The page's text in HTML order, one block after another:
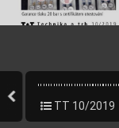
TT 10/2019